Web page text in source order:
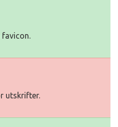
favicon.
utskrifter.